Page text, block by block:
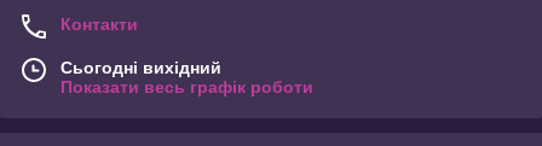
Контакти
Сьогодні вихідний
Показати весь графік роботи